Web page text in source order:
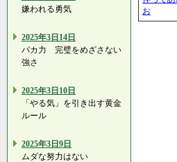
嫌われる勇気
2025年3日14日
バカ力 完璧をめざさない
強さ
2025年3日10日
「やる気」を引き出す黄金
ルール
2025年3日9日
ムダな努力はない
お